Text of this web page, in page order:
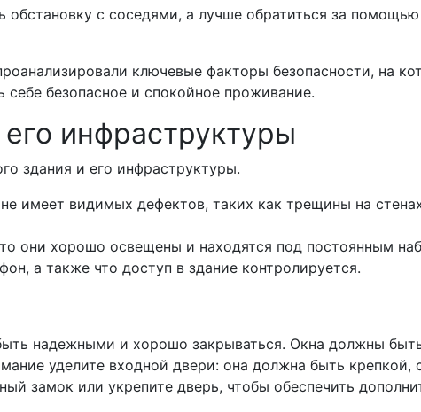
обстановку с соседями, а лучше обратиться за
ключевые факторы безопасности, на
безопасное и спокойное проживание.
инфраструктуры
здания и его инфраструктуры.
имеет видимых дефектов, таких как трещины на
они хорошо освещены и находятся под постоянным
а также что доступ в здание контролируется.
надежными и хорошо закрываться. Окна должны
уделите входной двери: она должна быть крепкой,
замок или укрепите дверь, чтобы обеспечить